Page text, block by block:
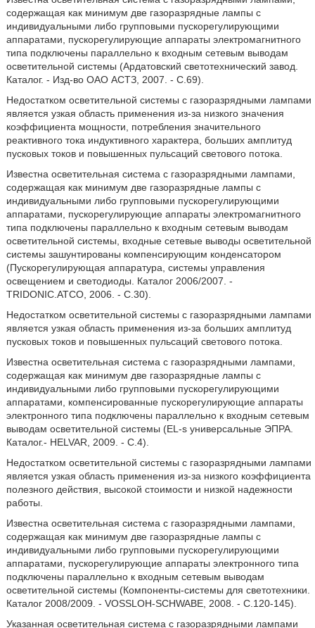
содержащая как минимум две газоразрядные лампы с
индивидуальными либо групповыми пускорегулирующими
аппаратами, пускорегулирующие аппараты электромагнитного
типа подключены параллельно к входным сетевым выводам
осветительной системы (Ардатовский светотехнический завод.
Каталог. - Изд-во ОАО АСТЗ, 2007. - С.69).
Недостатком осветительной системы с газоразрядными лампами
является узкая область применения из-за низкого значения
коэффициента мощности, потребления значительного
реактивного тока индуктивного характера, больших амплитуд
пусковых токов и повышенных пульсаций светового потока.
Известна осветительная система с газоразрядными лампами,
содержащая как минимум две газоразрядные лампы с
индивидуальными либо групповыми пускорегулирующими
аппаратами, пускорегулирующие аппараты электромагнитного
типа подключены параллельно к входным сетевым выводам
осветительной системы, входные сетевые выводы осветительной
системы зашунтированы компенсирующим конденсатором
(Пускорегулирующая аппаратура, системы управления
освещением и светодиоды. Каталог 2006/2007. -
TRIDONIC.ATCO, 2006. - С.30).
Недостатком осветительной системы с газоразрядными лампами
является узкая область применения из-за больших амплитуд
пусковых токов и повышенных пульсаций светового потока.
Известна осветительная система с газоразрядными лампами,
содержащая как минимум две газоразрядные лампы с
индивидуальными либо групповыми пускорегулирующими
аппаратами, компенсированные пускорегулирующие аппараты
электронного типа подключены параллельно к входным сетевым
выводам осветительной системы (EL-s универсальные ЭПРА.
Каталог.- HELVAR, 2009. - С.4).
Недостатком осветительной системы с газоразрядными лампами
является узкая область применения из-за низкого коэффициента
полезного действия, высокой стоимости и низкой надежности
работы.
Известна осветительная система с газоразрядными лампами,
содержащая как минимум две газоразрядные лампы с
индивидуальными либо групповыми пускорегулирующими
аппаратами, пускорегулирующие аппараты электронного типа
подключены параллельно к входным сетевым выводам
осветительной системы (Компоненты-системы для светотехники.
Каталог 2008/2009. - VOSSLOH-SCHWABE, 2008. - С.120-145).
Указанная осветительная система с газоразрядными лампами